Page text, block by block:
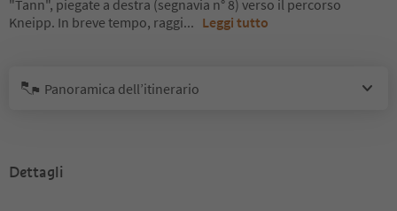
"Tann", piegate a destra (segnavia n° 8) verso il percorso
Kneipp. In breve tempo, raggi... Leggi tutto
Panoramica dell’itinerario
Dettagli